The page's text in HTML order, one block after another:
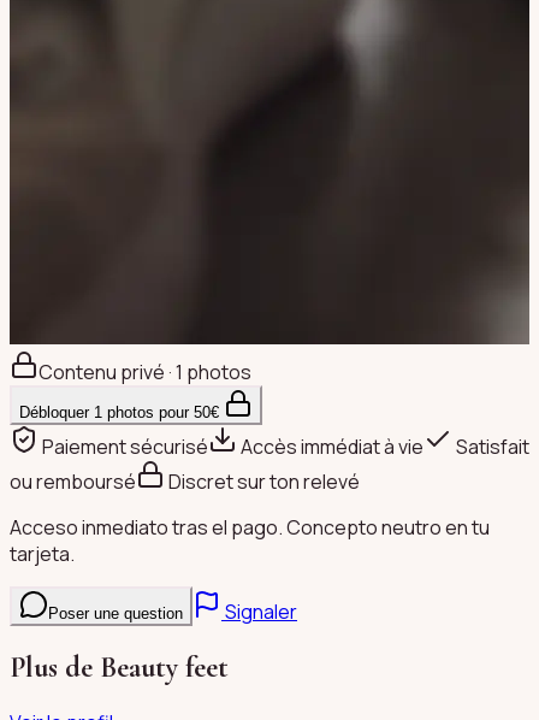
Contenu privé · 1 photos
Débloquer 1 photos pour 50€
Paiement sécurisé Accès immédiat à vie
Satisfait
ou remboursé
Discret sur ton relevé
Acceso inmediato tras el pago. Concepto neutro en tu
tarjeta.
Poser une question Signaler
Plus de Beauty feet